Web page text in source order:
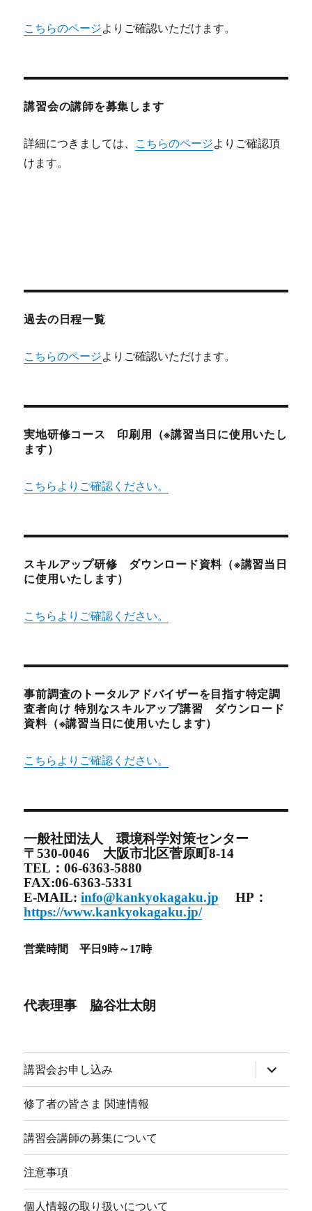
こちらのページよりご確認いただけます。
講習会の講師を募集します
詳細につきましては、 こちらのページよりご確認頂
けます。
過去の日程一覧
こちらのページよりご確認いただけます。
実地研修コース 印刷用（※講習当日に使用いたし
ます）
こちらよりご確認ください。
スキルアップ研修 ダウンロード資料（※講習当日
に使用いたします）
こちらよりご確認ください。
事前調査のトータルアドバイザーを目指す特定調
査者向け 特別なスキルアップ講習 ダウンロード
資料（※講習当日に使用いたします）
こちらよりご確認ください。
一般社団法人 環境科学対策センター
〒530-0046 大阪市北区菅原町8-14
TEL：06-6363-5880
FAX:06-6363-5331
E-MAIL:info@kankyokagaku.jp HP：
https://www.kankyokagaku.jp/
営業時間 平日9時～17時
代表理事 脇谷壮太朗
講習会お申し込み
ブ
メ
ー
開
修了者の皆さま 関連情報
講習会講師の募集について
注意事項
個人情報の取り扱いについて